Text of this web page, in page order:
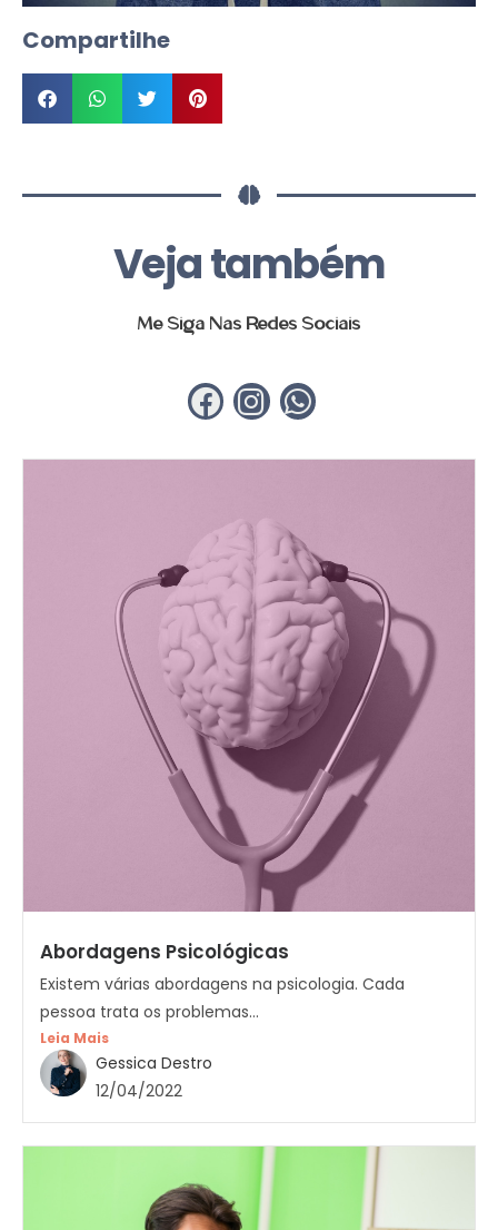
Compartilhe
Veja também
Me Siga Nas Redes Sociais
Abordagens Psicológicas
Existem várias abordagens na psicologia. Cada
pessoa trata os problemas...
Leia Mais
Gessica Destro
12/04/2022